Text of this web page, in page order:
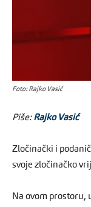
Foto: Rajko Vasić
Piše: Rajko Vasić
Zločinački i
svoje zločinačko
Na ovom prostoru,